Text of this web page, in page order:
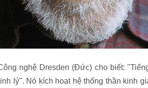
nghệ Dresden (Đức) cho biết:
lý". Nó kích hoạt hệ thống thần kinh